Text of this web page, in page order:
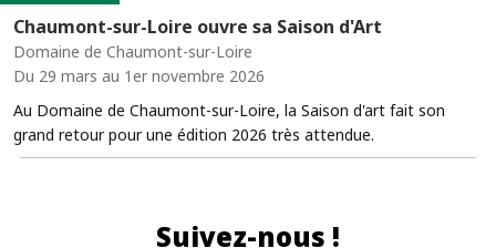
Chaumont-sur-Loire ouvre sa Saison d'Art
Domaine de Chaumont-sur-Loire
Du 29 mars au 1er novembre 2026
Au Domaine de Chaumont-sur-Loire, la Saison d'art fait son
grand retour pour une édition 2026 très attendue.
Suivez-nous !